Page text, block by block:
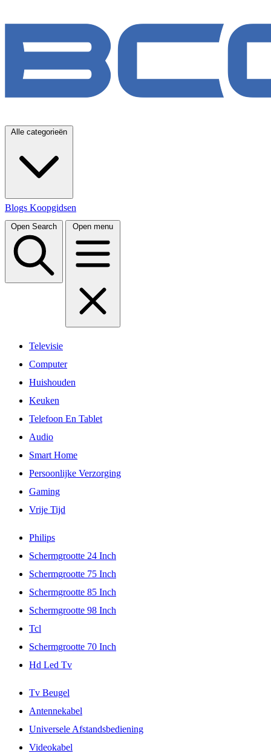
Alle categorieën
Blogs Koopgidsen
Open Search Open menu
Televisie
Computer
Huishouden
Keuken
Telefoon En Tablet
Audio
Smart Home
Persoonlijke Verzorging
Gaming
Vrije Tijd
Philips
Schermgrootte 24 Inch
Schermgrootte 75 Inch
Schermgrootte 85 Inch
Schermgrootte 98 Inch
Tcl
Schermgrootte 70 Inch
Hd Led Tv
Tv Beugel
Antennekabel
Universele Afstandsbediening
Videokabel